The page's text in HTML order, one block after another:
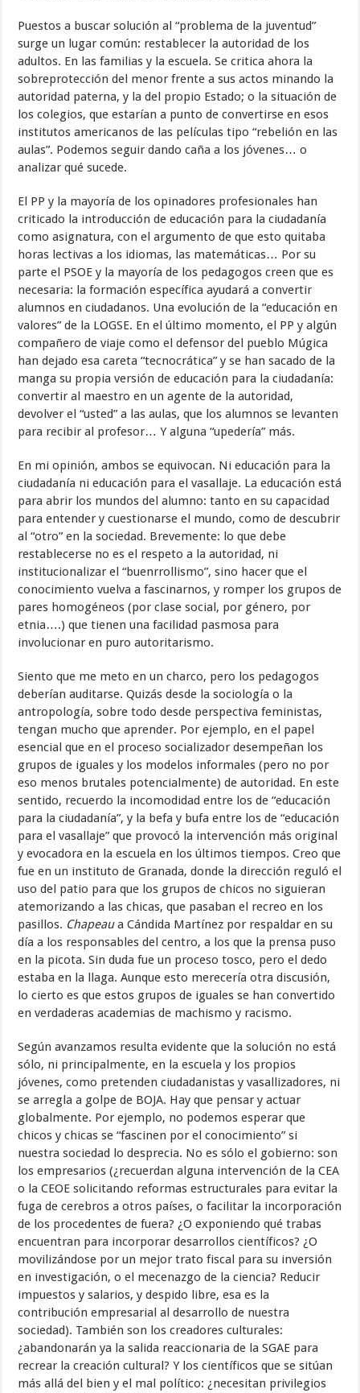
Puestos a buscar solución al “problema de la juventud”
surge un lugar común: restablecer la autoridad de los
adultos. En las familias y la escuela. Se critica ahora la
sobreprotección del menor frente a sus actos minando la
autoridad paterna, y la del propio Estado; o la situación de
los colegios, que estarían a punto de convertirse en esos
institutos americanos de las películas tipo “rebelión en las
aulas”. Podemos seguir dando caña a los jóvenes… o
analizar qué sucede.
El PP y la mayoría de los opinadores profesionales han
criticado la introducción de educación para la ciudadanía
como asignatura, con el argumento de que esto quitaba
horas lectivas a los idiomas, las matemáticas… Por su
parte el PSOE y la mayoría de los pedagogos creen que es
necesaria: la formación específica ayudará a convertir
alumnos en ciudadanos. Una evolución de la “educación en
valores” de la LOGSE. En el último momento, el PP y algún
compañero de viaje como el defensor del pueblo Múgica
han dejado esa careta “tecnocrática” y se han sacado de la
manga su propia versión de educación para la ciudadanía:
convertir al maestro en un agente de la autoridad,
devolver el “usted” a las aulas, que los alumnos se levanten
para recibir al profesor… Y alguna “upedería” más.
En mi opinión, ambos se equivocan. Ni educación para la
ciudadanía ni educación para el vasallaje. La educación está
para abrir los mundos del alumno: tanto en su capacidad
para entender y cuestionarse el mundo, como de descubrir
al “otro” en la sociedad. Brevemente: lo que debe
restablecerse no es el respeto a la autoridad, ni
institucionalizar el “buenrrollismo”, sino hacer que el
conocimiento vuelva a fascinarnos, y romper los grupos de
pares homogéneos (por clase social, por género, por
etnia….) que tienen una facilidad pasmosa para
involucionar en puro autoritarismo.
Siento que me meto en un charco, pero los pedagogos
deberían auditarse. Quizás desde la sociología o la
antropología, sobre todo desde perspectiva feministas,
tengan mucho que aprender. Por ejemplo, en el papel
esencial que en el proceso socializador desempeñan los
grupos de iguales y los modelos informales (pero no por
eso menos brutales potencialmente) de autoridad. En este
sentido, recuerdo la incomodidad entre los de “educación
para la ciudadanía”, y la befa y bufa entre los de “educación
para el vasallaje” que provocó la intervención más original
y evocadora en la escuela en los últimos tiempos. Creo que
fue en un instituto de Granada, donde la dirección reguló el
uso del patio para que los grupos de chicos no siguieran
atemorizando a las chicas, que pasaban el recreo en los
pasillos. Chapeaua Cándida Martínez por respaldar en su
día a los responsables del centro, a los que la prensa puso
en la picota. Sin duda fue un proceso tosco, pero el dedo
estaba en la llaga. Aunque esto merecería otra discusión,
lo cierto es que estos grupos de iguales se han convertido
en verdaderas academias de machismo y racismo.
Según avanzamos resulta evidente que la solución no está
sólo, ni principalmente, en la escuela y los propios
jóvenes, como pretenden ciudadanistas y vasallizadores, ni
se arregla a golpe de BOJA. Hay que pensar y actuar
globalmente. Por ejemplo, no podemos esperar que
chicos y chicas se “fascinen por el conocimiento” si
nuestra sociedad lo desprecia. No es sólo el gobierno: son
los empresarios (¿recuerdan alguna intervención de la CEA
o la CEOE solicitando reformas estructurales para evitar la
fuga de cerebros a otros países, o facilitar la incorporación
de los procedentes de fuera? ¿O exponiendo qué trabas
encuentran para incorporar desarrollos científicos? ¿O
movilizándose por un mejor trato fiscal para su inversión
en investigación, o el mecenazgo de la ciencia? Reducir
impuestos y salarios, y despido libre, esa es la
contribución empresarial al desarrollo de nuestra
sociedad). También son los creadores culturales:
¿abandonarán ya la salida reaccionaria de la SGAE para
recrear la creación cultural? Y los científicos que se sitúan
más allá del bien y el mal político: ¿necesitan privilegios